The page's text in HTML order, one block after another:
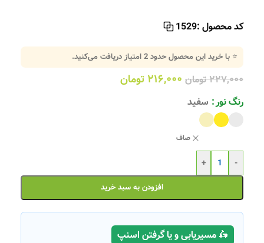
کد محصول :1529
⭐ با خرید این محصول حدود2امتیاز دریافت می‌کنید.
۲۲۷,۰۰۰تومان ۲۱۶,۰۰۰ تومان
رنگ نور سفید
صاف
-
+
افزودن به سبد خرید
🛵 مسیریابی و یا گرفتن اسنپ